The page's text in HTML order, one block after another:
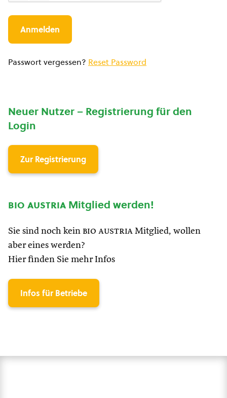
Passwort vergessen? Reset Password
Neuer Nutzer – Registrierung für den
Login
Zur Registrierung
bio austria Mitglied werden!
Sie sind noch kein bio austria Mitglied, wollen
aber eines werden?
Hier finden Sie mehr Infos
Infos für Betriebe